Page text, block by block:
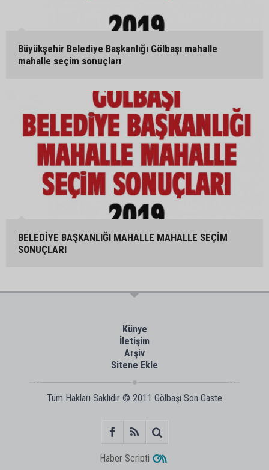
Büyükşehir Belediye Başkanlığı Gölbaşı mahalle
mahalle seçim sonuçları
BELEDİYE BAŞKANLIĞI MAHALLE MAHALLE SEÇİM
SONUÇLARI
Künye
İletişim
Arşiv
Sitene Ekle
Tüm Hakları Saklıdır © 2011 Gölbaşı Son Gaste
Haber Scripti